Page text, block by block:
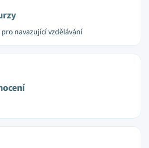
navazující vzdělávání